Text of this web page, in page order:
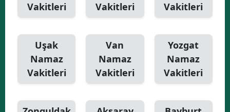
Vakitleri
Vakitleri
Vakitleri
Uşak
Namaz
Vakitleri
Van
Namaz
Vakitleri
Yozgat
Namaz
Vakitleri